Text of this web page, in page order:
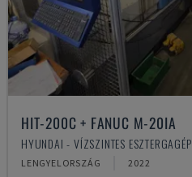
HIT-200C + FANUC M-20IA
HYUNDAI - VÍZSZINTES ESZTERGAGÉP
LENGYELORSZÁG 2022